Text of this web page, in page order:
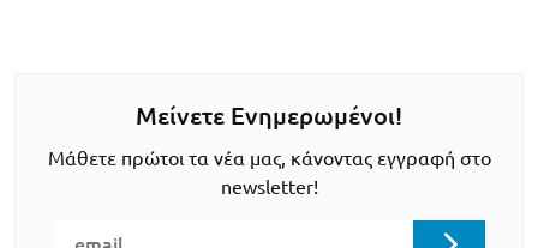
Μείνετε Ενημερωμένοι!
Μάθετε πρώτοι τα νέα μας, κάνοντας εγγραφή στο
newsletter!